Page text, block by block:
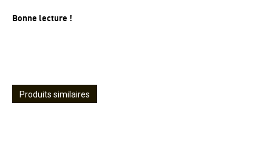
Bonne lecture !
Produits similaires